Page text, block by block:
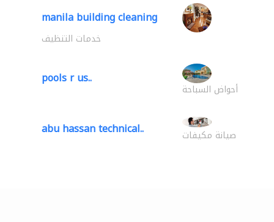
manila building cleaning
خدمات التنظيف
pools r us..
أحواض السباحة
abu hassan technical.. صيانة مكيفات